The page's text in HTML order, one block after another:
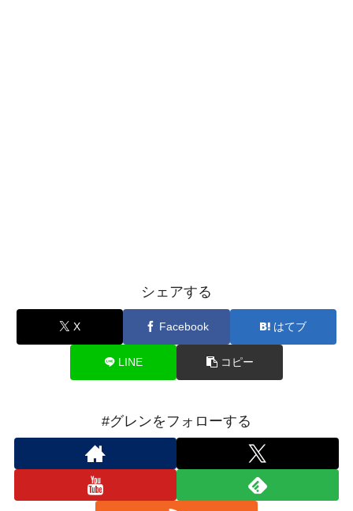
シェアする
X Facebook はてブ
LINE コピー
#グレンをフォローする